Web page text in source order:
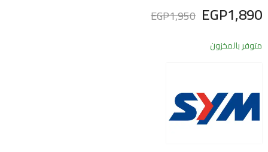
EGP1,890
EGP1,950
متوفر بالمخزون